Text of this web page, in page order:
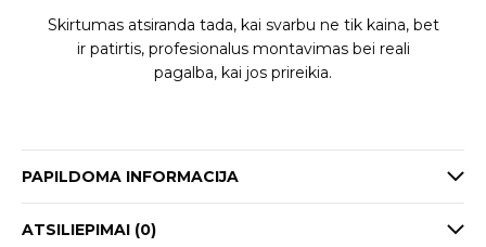
Skirtumas atsiranda tada, kai svarbu ne tik kaina, bet
ir patirtis, profesionalus montavimas bei reali
pagalba, kai jos prireikia.
PAPILDOMA INFORMACIJA
ATSILIEPIMAI (0)